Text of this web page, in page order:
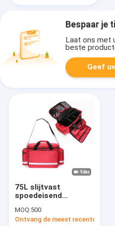
Bespaar je
Laat ons met
beste
Geef
75L slijtvast
spoedeisend
handmatig draagbaar
epidemiepreventie-
MOQ:500
Ontvang de meest recente Prijs